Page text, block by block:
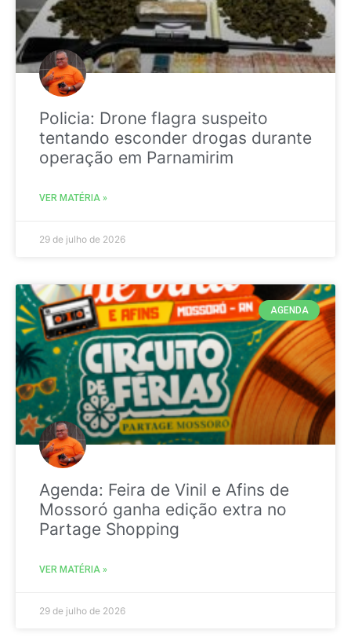
Policia: Drone flagra suspeito
tentando esconder drogas durante
operação em Parnamirim
VER MATÉRIA »
29 de julho de 2026
AGENDA
Agenda: Feira de Vinil e Afins de
Mossoró ganha edição extra no
Partage Shopping
VER MATÉRIA »
29 de julho de 2026